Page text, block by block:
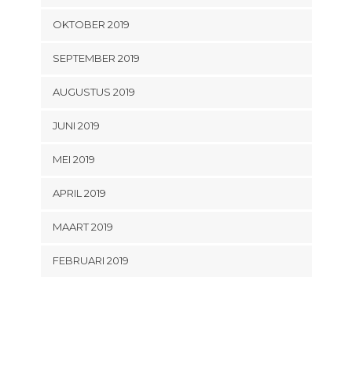
OKTOBER 2019
SEPTEMBER 2019
AUGUSTUS 2019
JUNI 2019
MEI 2019
APRIL 2019
MAART 2019
FEBRUARI 2019